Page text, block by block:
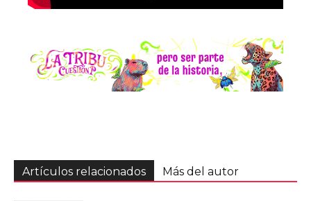
Artículos relacionados Más del autor